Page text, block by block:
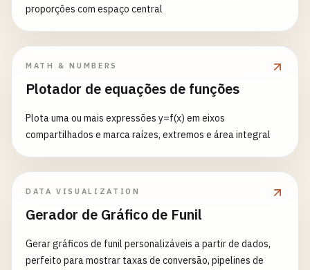
proporções com espaço central
MATH & NUMBERS
Plotador de equações de funções
Plota uma ou mais expressões y=f(x) em eixos
compartilhados e marca raízes, extremos e área integral
DATA VISUALIZATION
Gerador de Gráfico de Funil
Gerar gráficos de funil personalizáveis a partir de dados,
perfeito para mostrar taxas de conversão, pipelines de